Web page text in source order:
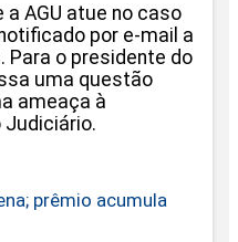
a AGU atue no caso
por e-mail a
Para o presidente do
uma questão
ameaça à
Judiciário.
prêmio acumula